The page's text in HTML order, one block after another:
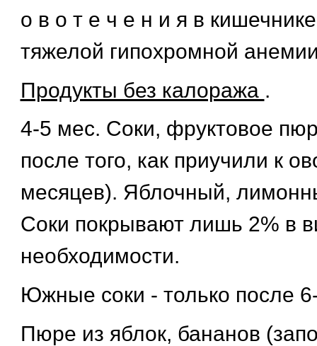
о в о т е ч е н и я в
тяжелой гипохромной
Продукты без калоража .
4-5 мес. Соки, фруктовое
после того, как приучили к
месяцев). Яблочный,
Соки покрывают лишь 2% в
необходимости.
Южные соки - только после
Пюре из яблок, бананов